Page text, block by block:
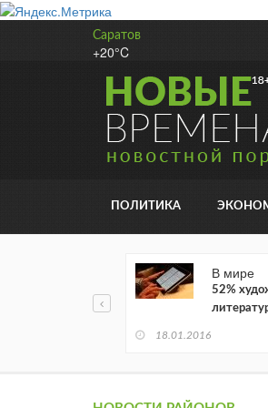
Саратов
+20°C
ПОЛИТИКА
В мире
52%
18.01.2016